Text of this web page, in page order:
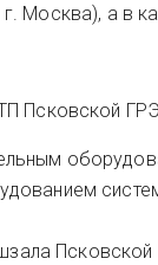
Москва), а в
Псковской